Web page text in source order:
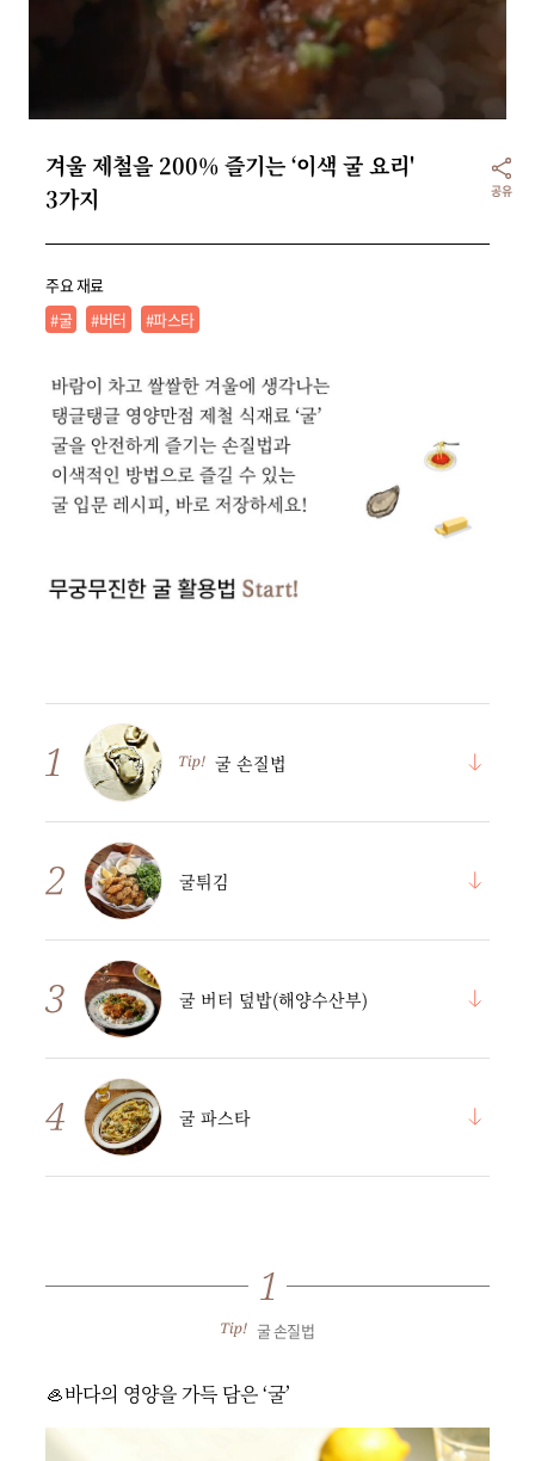
공유
겨울 제철을 200% 즐기는 ‘이색 굴 요리'
3가지
주요 재료
#굴
#버터 #파스타
굴 손질법
굴튀김
굴 버터 덮밥(해양수산부)
굴 파스타
굴 손질법
🦪바다의 영양을 가득 담은 ‘굴’